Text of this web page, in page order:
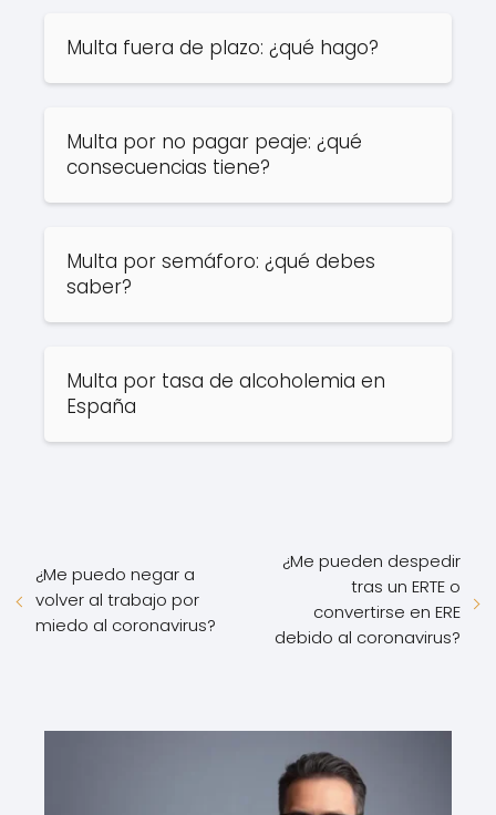
Multa fuera de plazo: ¿qué hago?
Multa por no pagar peaje: ¿qué
consecuencias tiene?
Multa por semáforo: ¿qué debes
saber?
Multa por tasa de alcoholemia en
España
¿Me puedo negar a
volver al trabajo por
miedo al coronavirus?
¿Me pueden despedir
tras un ERTE o
convertirse en ERE
debido al coronavirus?